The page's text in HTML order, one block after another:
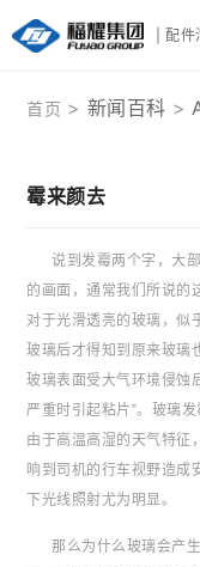
| 配
首页 新闻百科
霉来颜去
说到发霉两个字，大部
的画面，通常我们所说的
对于光滑透亮的玻璃，似
玻璃后才得知到原来玻璃
玻璃表面受大气环境侵蚀
严重时引起粘片”。玻璃
由于高温高湿的天气特征
响到司机的行车视野造成
下光线照射尤为明显。
那么为什么玻璃会产生